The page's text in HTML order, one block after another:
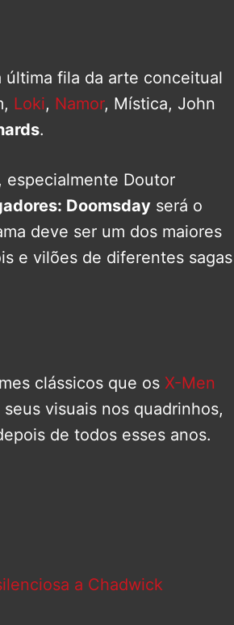
última fila da arte conceitual
Loki, Namor, Mística, John
.
especialmente Doutor
Doomsday será o
deve ser um dos maiores
e vilões de diferentes sagas
clássicos que os X-Men
visuais nos quadrinhos,
de todos esses anos.
a Chadwick